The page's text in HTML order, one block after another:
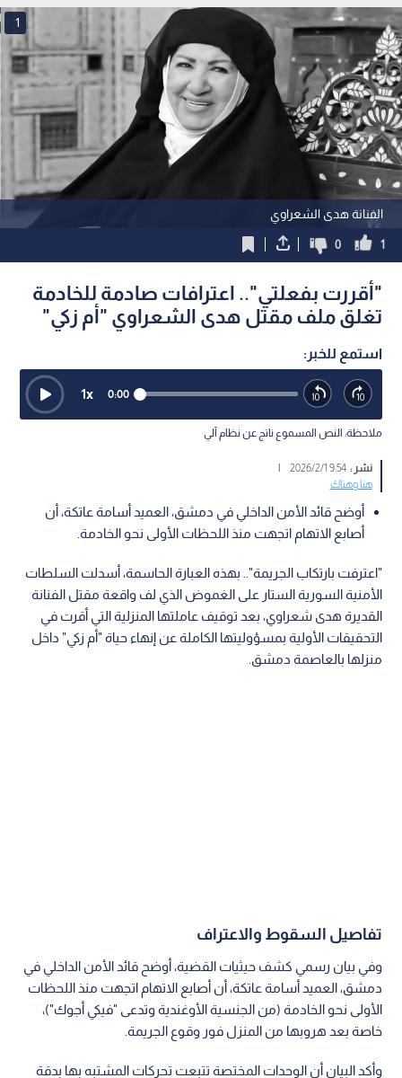
الفنانة هدى الشعراوي
1
1
0
"أقررت بفعلتي".. اعترافات صادمة للخادمة
تغلق ملف مقتل هدى الشعراوي "أم زكي"
استمع للخبر:
0:00
1x
ملاحظة: النص المسموع ناتج عن نظام آلي
نشر :9:54 2026/2/1
|
هنا وهناك
أوضح قائد الأمن الداخلي في دمشق، العميد أسامة عاتكة، أن
أصابع الاتهام اتجهت منذ اللحظات الأولى نحو الخادمة.
"اعترفت بارتكاب الجريمة".. بهذه العبارة الحاسمة، أسدلت السلطات
الأمنية السورية الستار على الغموض الذي لف واقعة مقتل الفنانة
القديرة هدى شعراوي، بعد توقيف عاملتها المنزلية التي أقرت في
التحقيقات الأولية بمسؤوليتها الكاملة عن إنهاء حياة "أم زكي" داخل
منزلها بالعاصمة دمشق.
تفاصيل السقوط والاعتراف
وفي بيان رسمي كشف حيثيات القضية، أوضح قائد الأمن الداخلي في
دمشق، العميد أسامة عاتكة، أن أصابع الاتهام اتجهت منذ اللحظات
الأولى نحو الخادمة (من الجنسية الأوغندية وتدعى "فيكي أجوك")،
خاصة بعد هروبها من المنزل فور وقوع الجريمة.
وأكد البيان أن الوحدات المختصة تتبعت تحركات المشتبه بها بدقة